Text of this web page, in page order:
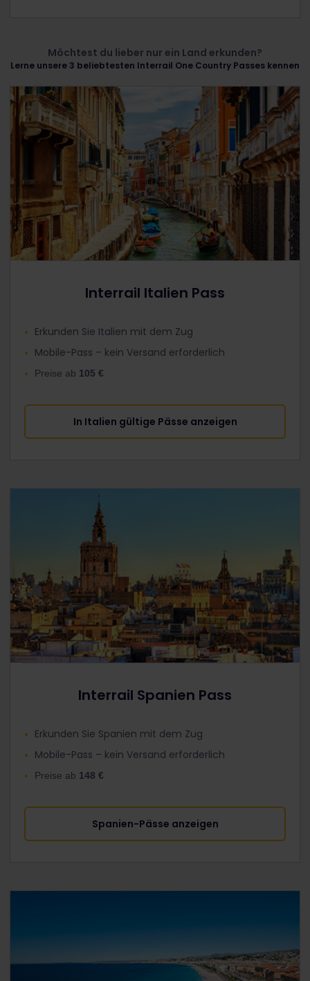
Möchtest du lieber nur ein Land erkunden?
Lerne unsere 3 beliebtesten Interrail One Country Passes kennen
Interrail Italien Pass
Erkunden Sie Italien mit dem Zug
Mobile-Pass – kein Versand erforderlich
Preise ab 105 €
In Italien gültige Pässe anzeigen
Interrail Spanien Pass
Erkunden Sie Spanien mit dem Zug
Mobile-Pass – kein Versand erforderlich
Preise ab 148 €
Spanien-Pässe anzeigen